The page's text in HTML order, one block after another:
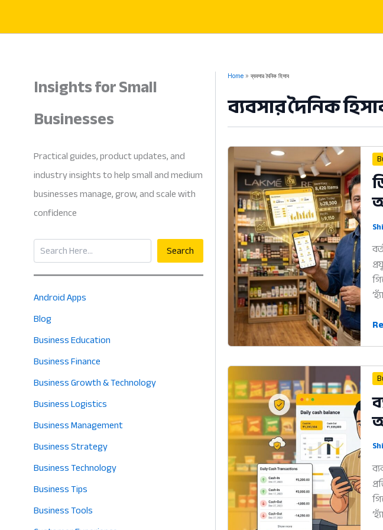
content
Insights for Small
Businesses
Practical guides, product updates, and
industry insights to help small and medium
businesses manage, grow, and scale with
confidence
Search Search
Android Apps
Blog
Business Education
Business Finance
Business Growth & Technology
Business Logistics
Business Management
Business Strategy
Business Technology
Business Tips
Business Tools
Home ব্যবসার দৈনিক হিসাব
ব্যবসার দৈনিক